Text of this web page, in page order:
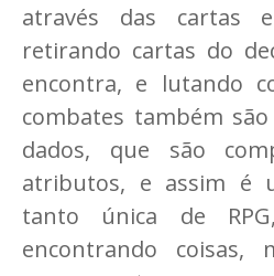
através das cartas
retirando cartas do
encontra, e lutando
combates também
dados, que são
atributos, e assim é
tanto única de
encontrando coisas,